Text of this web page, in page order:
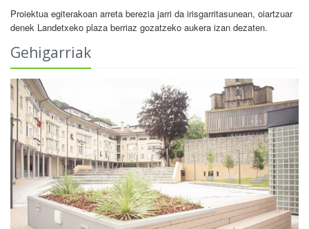
Proiektua egiterakoan arreta berezia jarri da irisgarritasunean, oiartzuar
denek Landetxeko plaza berriaz gozatzeko aukera izan dezaten.
Gehigarriak